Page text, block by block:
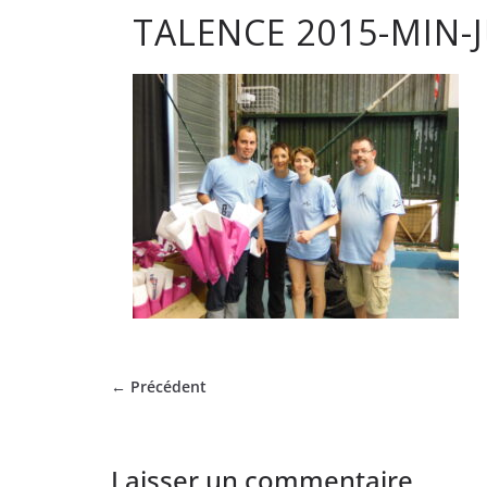
club
de
Hockey
de
TALENCE 2015-MIN-
← Précédent